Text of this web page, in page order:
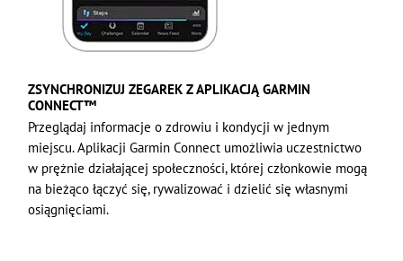
ZSYNCHRONIZUJ ZEGAREK Z APLIKACJĄ GARMIN
CONNECT™
Przeglądaj informacje o zdrowiu i kondycji w jednym
miejscu. Aplikacji Garmin Connect umożliwia uczestnictwo
w prężnie działającej społeczności, której członkowie mogą
na bieżąco łączyć się, rywalizować i dzielić się własnymi
osiągnięciami.